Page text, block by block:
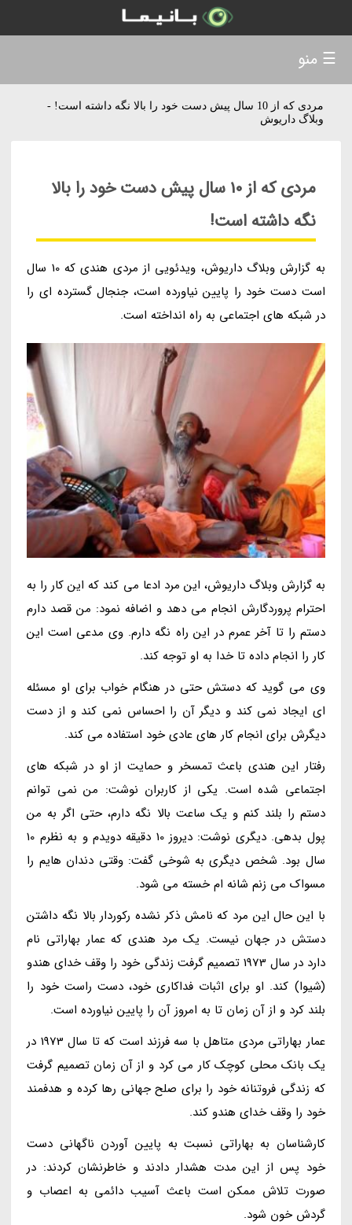
مردی که از 10 سال پیش دست خود را بالا نگه داشته است! -
وبلاگ داریوش
مردی که از 10 سال پیش دست خود را بالا
نگه داشته است!
به گزارش وبلاگ داریوش، ویدئویی از مردی هندی که 10 سال
است دست خود را پایین نیاورده است، جنجال گسترده ای را
در شبکه های اجتماعی به راه انداخته است.
به گزارش وبلاگ داریوش، این مرد ادعا می کند که این کار را به
احترام پروردگارش انجام می دهد و اضافه نمود: من قصد دارم
دستم را تا آخر عمرم در این راه نگه دارم. وی مدعی است این
کار را انجام داده تا خدا به او توجه کند.
وی می گوید که دستش حتی در هنگام خواب برای او مسئله
ای ایجاد نمی کند و دیگر آن را احساس نمی کند و از دست
دیگرش برای انجام کار های عادی خود استفاده می کند.
رفتار این هندی باعث تمسخر و حمایت از او در شبکه های
اجتماعی شده است. یکی از کاربران نوشت: من نمی توانم
دستم را بلند کنم و یک ساعت بالا نگه دارم، حتی اگر به من
پول بدهی. دیگری نوشت: دیروز 10 دقیقه دویدم و به نظرم 10
سال بود. شخص دیگری به شوخی گفت: وقتی دندان هایم را
مسواک می زنم شانه ام خسته می شود.
با این حال این مرد که نامش ذکر نشده رکوردار بالا نگه داشتن
دستش در جهان نیست. یک مرد هندی که عمار بهاراتی نام
دارد در سال 1973 تصمیم گرفت زندگی خود را وقف خدای هندو
(شیوا) کند. او برای اثبات فداکاری خود، دست راست خود را
بلند کرد و از آن زمان تا به امروز آن را پایین نیاورده است.
عمار بهاراتی مردی متاهل با سه فرزند است که تا سال 1973 در
یک بانک محلی کوچک کار می کرد و از آن زمان تصمیم گرفت
که زندگی فروتنانه خود را برای صلح جهانی رها کرده و هدفمند
خود را وقف خدای هندو کند.
کارشناسان به بهاراتی نسبت به پایین آوردن ناگهانی دست
خود پس از این مدت هشدار دادند و خاطرنشان کردند: در
صورت تلاش ممکن است باعث آسیب دائمی به اعصاب و
گردش خون شود.
☰ منو